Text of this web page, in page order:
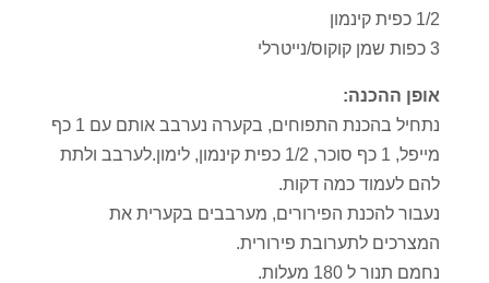
1/2 כפית קינמון
3 כפות שמן קוקוס/נייטרלי
אופן ההכנה:
נתחיל בהכנת התפוחים, בקערה נערבב אותם עם 1 כף
מייפל, 1 כף סוכר, 1/2 כפית קינמון, לימון.לערבב ולתת
להם לעמוד כמה דקות.
נעבור להכנת הפירורים, מערבבים בקערית את
המצרכים לתערובת פירורית.
נחמם תנור ל 180 מעלות.